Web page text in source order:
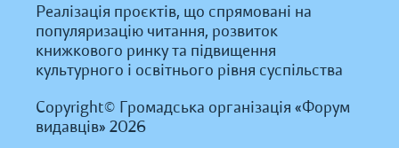
Реалізація проєктів, що спрямовані на
популяризацію читання, розвиток
книжкового ринку та підвищення
культурного і освітнього рівня суспільства
Copyright© Громадська організація «Форум
видавців» 2026